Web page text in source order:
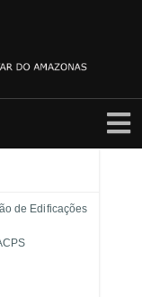
de Edificações